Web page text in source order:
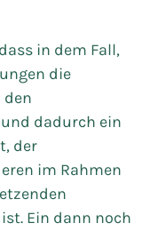
in dem Fall,
die
den
dadurch ein
der
im Rahmen
Ein dann noch